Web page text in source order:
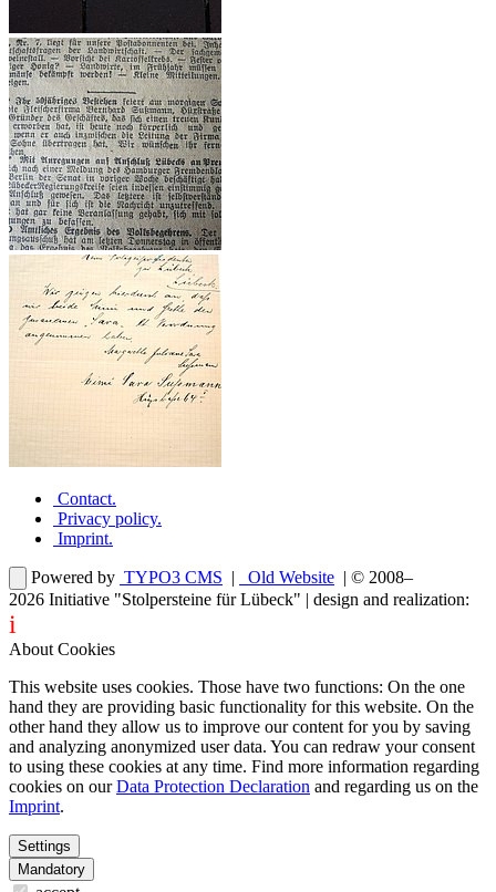
Contact.
Privacy policy.
Imprint.
Powered by TYPO3 CMS | Old Website | © 2008–
2026 Initiative "Stolpersteine für Lübeck" | design and realization:
i
About Cookies
This website uses cookies. Those have two functions: On the one
hand they are providing basic functionality for this website. On the
other hand they allow us to improve our content for you by saving
and analyzing anonymized user data. You can redraw your consent
to using these cookies at any time. Find more information regarding
cookies on ourData Protection Declaration and regarding us on the
Imprint.
Settings
Mandatory